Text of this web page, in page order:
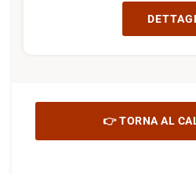
👉 TORNA AL